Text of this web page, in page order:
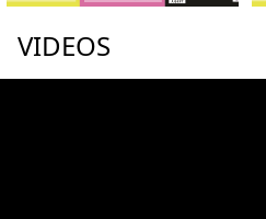
VIDEOS